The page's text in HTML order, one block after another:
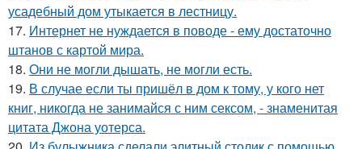
усадебный дом утыкается в лестницу.
17. Интернет не нуждается в поводе - ему достаточно
штанов с картой мира.
18. Они не могли дышать, не могли есть.
19. В случае если ты пришёл в дом к тому, у кого нет
книг, никогда не занимайся с ним сексом, - знаменитая
цитата Джона уотерса.